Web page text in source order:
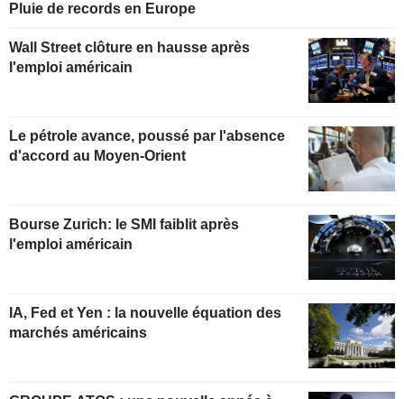
Pluie de records en Europe
Wall Street clôture en hausse après
l'emploi américain
Le pétrole avance, poussé par l'absence
d'accord au Moyen-Orient
Bourse Zurich: le SMI faiblit après
l'emploi américain
IA, Fed et Yen : la nouvelle équation des
marchés américains